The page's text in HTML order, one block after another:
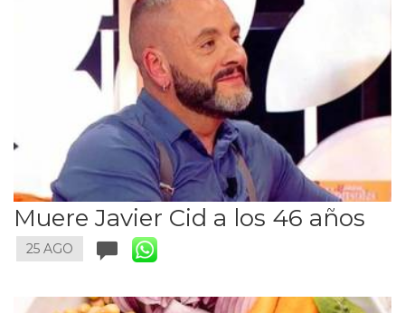
Muere Javier Cid a los 46 años
25 AGO